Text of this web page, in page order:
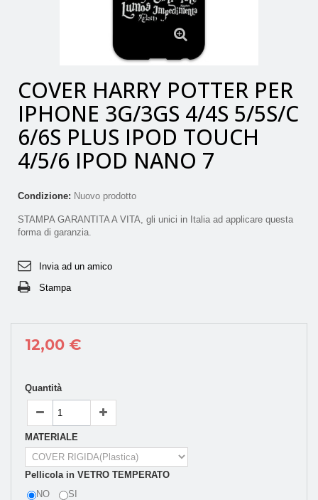
Visualizza
COVER HARRY POTTER PER
IPHONE 3G/3GS 4/4S 5/5S/C
6/6S PLUS IPOD TOUCH
4/5/6 IPOD NANO 7
Condizione: Nuovo prodotto
STAMPA GARANTITA A VITA, gli unici in Italia ad applicare questa
forma di garanzia.
Invia ad un amico
Stampa
12,00 €
Quantità
MATERIALE
Pellicola in VETRO TEMPERATO
NO
SI